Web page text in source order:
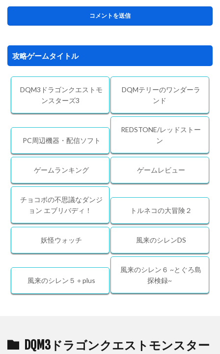
攻略ゲームタイトル
DQM3ドラゴンクエストモ
ンスターズ3
DQMテリーのワンダーラ
ンド
PC周辺機器・配信ソフト
REDSTONE/レッドストー
ン
ゲームランキング ゲームレビュー
チョコボの不思議なダンジ
ョン エブリバディ！
トルネコの大冒険２
妖怪ウォッチ 風来のシレンDS
風来のシレン５＋plus
風来のシレン６ ~とぐろ島
探検録~
DQM3ドラゴンクエストモンスター